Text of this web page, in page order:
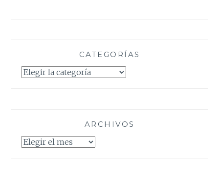
CATEGORÍAS
Categorías
ARCHIVOS
Archivos